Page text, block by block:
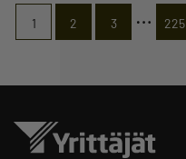
1 2 3 … 225